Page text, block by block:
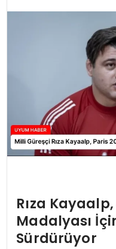
Rıza
Madalyası
Sürdürüyor